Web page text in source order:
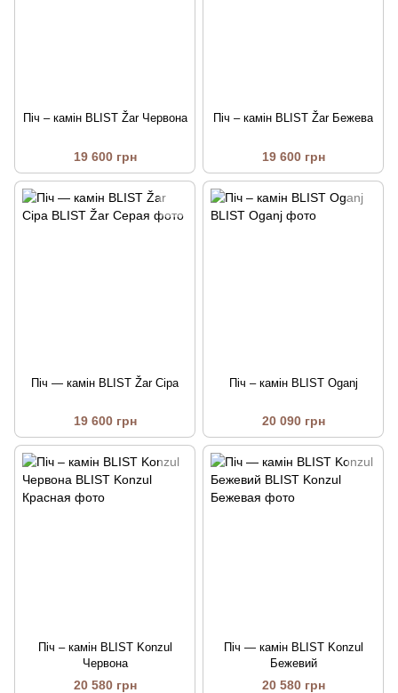
Піч – камін BLIST Žar Червона
19 600 грн
Піч – камін BLIST Žar Бежева
19 600 грн
Піч — камін BLIST Žar Сіра
19 600 грн
Піч – камін BLIST Oganj
20 090 грн
Піч – камін BLIST Konzul
Червона
20 580 грн
Піч — камін BLIST Konzul
Бежевий
20 580 грн